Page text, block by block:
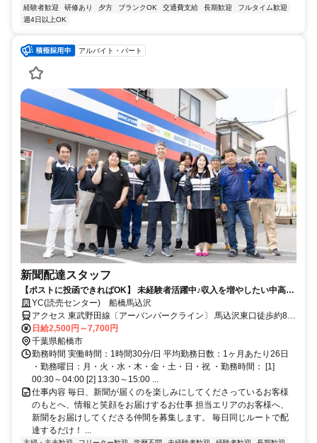
経験者歓迎
研修あり 夕方 ブランクOK 交通費支給 長期歓迎
フルタイム歓迎
週4日以上OK
アルバイト・パート
新聞配達スタッフ
【ポストに投函できればOK】 未経験者活躍中♪収入を増やしたい中高年
シニア、主婦パートも活躍中
YC(読売センター) 船橋馬込沢
アクセス 東武野田線〔アーバンパークライン〕 馬込沢東口徒歩約8
分、東武野田線〔アーバンパークライン〕 鎌ヶ谷東口徒歩約27分、
新京成電鉄 鎌ヶ谷大仏南口徒歩約29分
日給2,500円～7,700円
千葉県船橋市
勤務時間 実働時間：1時間30分/日 平均勤務日数：1ヶ月あたり26日
・勤務曜日：月・火・水・木・金・土・日・祝 ・勤務時間： [1]
00:30～04:00 [2] 13:30～15:00 ...
仕事内容 毎日、新聞が届くのを楽しみにしてくださっているお客様
のもとへ、情報と笑顔をお届けするお仕事 担当エリアのお客様へ、
新聞をお届けしてくださる仲間を募集します。 毎日同じルートで配
達するだけ！ ...